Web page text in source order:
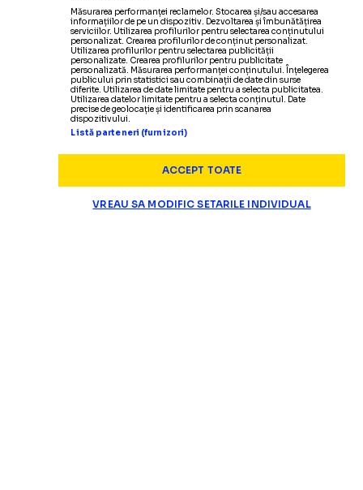
Măsurarea performanței reclamelor. Stocarea și/sau accesarea
informațiilor de pe un dispozitiv. Dezvoltarea și îmbunătățirea
serviciilor. Utilizarea profilurilor pentru selectarea conținutului
personalizat. Crearea profilurilor de conținut personalizat.
Utilizarea profilurilor pentru selectarea publicității
personalizate. Crearea profilurilor pentru publicitate
personalizată. Măsurarea performanței conținutului. Înțelegerea
publicului prin statistici sau combinații de date din surse
diferite. Utilizarea de date limitate pentru a selecta publicitatea.
Utilizarea datelor limitate pentru a selecta conținutul. Date
precise de geolocație și identificarea prin scanarea
dispozitivului.
Listă parteneri (furnizori)
ACCEPT TOATE
VREAU SA MODIFIC SETARILE INDIVIDUAL